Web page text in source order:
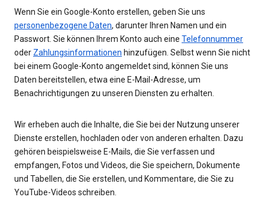
Wenn Sie ein Google-Konto erstellen, geben Sie uns
personenbezogene Daten, darunter Ihren Namen und ein
Passwort. Sie können Ihrem Konto auch eine Telefonnummer
oder Zahlungsinformationen hinzufügen. Selbst wenn Sie nicht
bei einem Google-Konto angemeldet sind, können Sie uns
Daten bereitstellen, etwa eine E-Mail-Adresse, um
Benachrichtigungen zu unseren Diensten zu erhalten.
Wir erheben auch die Inhalte, die Sie bei der Nutzung unserer
Dienste erstellen, hochladen oder von anderen erhalten. Dazu
gehören beispielsweise E-Mails, die Sie verfassen und
empfangen, Fotos und Videos, die Sie speichern, Dokumente
und Tabellen, die Sie erstellen, und Kommentare, die Sie zu
YouTube-Videos schreiben.